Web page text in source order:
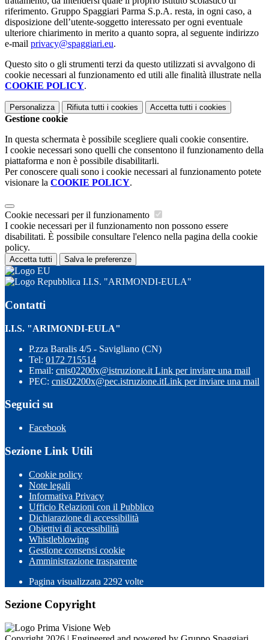
riferimento. Gruppo Spaggiari Parma S.p.A. resta, in ogni caso, a
disposizione dell’utente-soggetto interessato per ogni eventuale
ulteriore chiarimento in merito a quanto sopra, al seguente indirizzo
e-mail privacy@spaggiari.eu.
Questo sito o gli strumenti terzi da questo utilizzati si avvalgono di
cookie necessari al funzionamento ed utili alle finalità illustrate nella
COOKIE POLICY.
Personalizza Rifiuta tutti i cookies Accetta tutti i cookies
Gestione cookie
In questa schermata è possibile scegliere quali cookie consentire.
I cookie necessari sono quelli che consentono il funzionamento della
piattaforma e non è possibile disabilitarli.
Per conoscere quali sono i cookie necessari al funzionamento potete
visionare la COOKIE POLICY.
Cookie necessari per il funzionamento
I cookie necessari per il funzionamento non possono essere
disabilitati. È possibile consultare l'elenco nella pagina della cookie
policy.
Accetta tutti Salva le preferenze
I.I.S. "ARIMONDI-EULA"
Contatti
I.I.S. "ARIMONDI-EULA"
P.zza Baralis 4/5 - Savigliano (CN)
Tel: 0172 715514
Email: cnis02200x@istruzione.it Link per inviare una mail
PEC: cnis02200x@pec.istruzione.itLink per inviare una mail
Seguici su
Facebook
Sezione Link Utili
Cookie policy
Note legali
Informativa Privacy
Ufficio Relazioni con il Pubblico
Dichiarazione di accessibilità
Obiettivi di accessibilità
Whistleblowing
Gestione consensi cookie
Amministrazione trasparente
Pagina visualizzata 2292 volte
Sezione Copyright